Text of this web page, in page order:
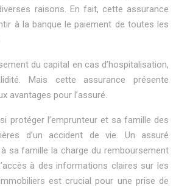
raisons. En fait, cette assurance
à la banque le paiement de toutes les
du capital en cas d’hospitalisation,
Mais cette assurance présente
avantages pour l’assuré.
protéger l’emprunteur et sa famille des
d’un accident de vie. Un assuré
sa famille la charge du remboursement
à des informations claires sur les
est crucial pour une prise de